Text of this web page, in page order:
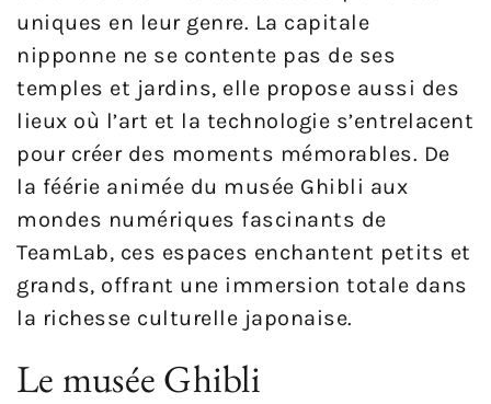
uniques en leur genre. La capitale
nipponne ne se contente pas de ses
temples et jardins, elle propose aussi des
lieux où l’art et la technologie s’entrelacent
pour créer des moments mémorables. De
la féérie animée du musée Ghibli aux
mondes numériques fascinants de
TeamLab, ces espaces enchantent petits et
grands, offrant une immersion totale dans
la richesse culturelle japonaise.
Le musée Ghibli